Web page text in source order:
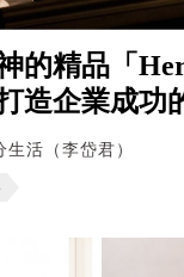
的精品「
造企業成功
活（李岱君）